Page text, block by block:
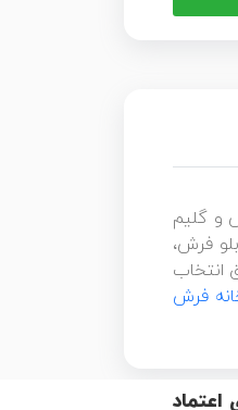
و گلیم
۳۶۰۰، گلیم های 6 رنگ و 8 رنگ و انواع تابلو فرش،
انتخاب
فرش
اعتماد